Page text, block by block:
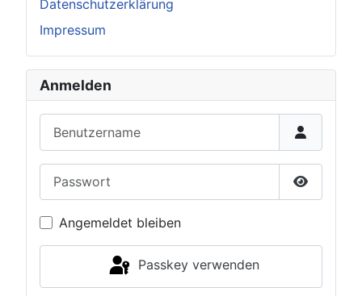
Datenschutzerklärung
Impressum
Anmelden
Passwort
Angemeldet bleiben
Passkey verwenden